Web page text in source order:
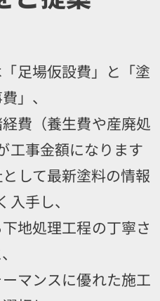
足場仮設費」と「塗
」、
費（養生費や産廃処
工事金額になります
して最新塗料の情報
入手し、
地処理工程の丁寧さ
マンスに優れた施工